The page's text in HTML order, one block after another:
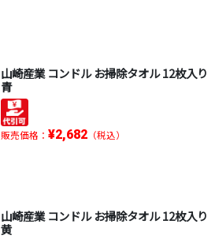
山崎産業 コンドル お掃除タオル 12枚入り
青
販売価格： ¥2,682（税込）
山崎産業 コンドル お掃除タオル 12枚入り
黄